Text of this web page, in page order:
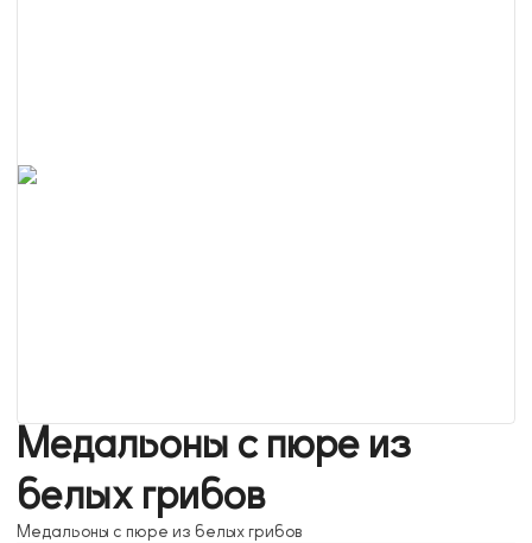
Медальоны с пюре из
белых грибов
Медальоны с пюре из белых грибов